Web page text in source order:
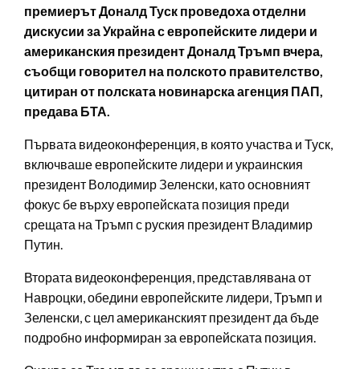
премиерът Доналд Туск проведоха отделни
дискусии за Украйна с европейските лидери и
американския президент Доналд Тръмп вчера,
съобщи говорител на полското правителство,
цитиран от полската новинарска агенция ПАП,
предава БТА.
Първата видеоконференция, в която участва и Туск,
включваше европейските лидери и украинския
президент Володимир Зеленски, като основният
фокус бе върху европейската позиция преди
срещата на Тръмп с руския президент Владимир
Путин.
Втората видеоконференция, представлявана от
Навроцки, обедини европейските лидери, Тръмп и
Зеленски, с цел американският президент да бъде
подробно информиран за европейската позиция.